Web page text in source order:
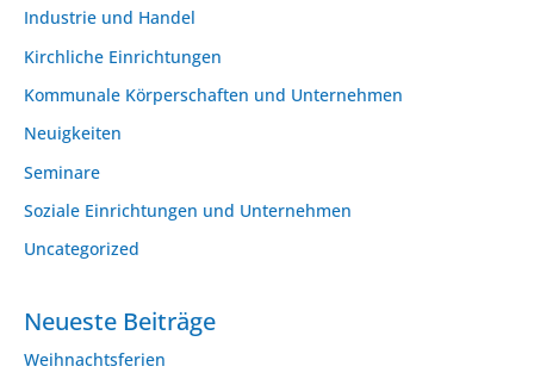
Industrie und Handel
Kirchliche Einrichtungen
Kommunale Körperschaften und Unternehmen
Neuigkeiten
Seminare
Soziale Einrichtungen und Unternehmen
Uncategorized
Neueste Beiträge
Weihnachtsferien